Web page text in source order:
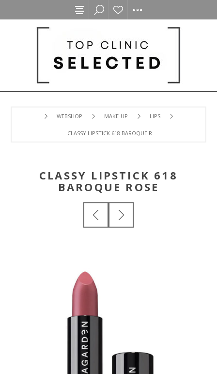
WEBSHOP MAKE-UP LIPS
CLASSY LIPSTICK 618 BAROQUE ROSE
CLASSY LIPSTICK 618
BAROQUE ROSE